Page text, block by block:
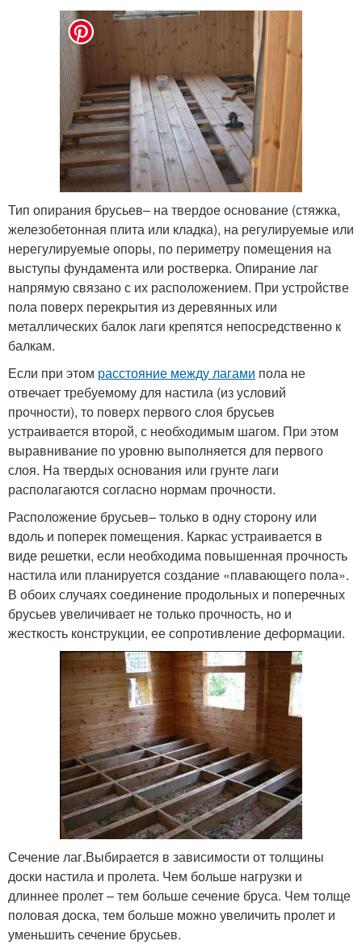
Тип опирания брусьев– на твердое основание (стяжка,
железобетонная плита или кладка), на регулируемые или
нерегулируемые опоры, по периметру помещения на
выступы фундамента или ростверка. Опирание лаг
напрямую связано с их расположением. При устройстве
пола поверх перекрытия из деревянных или
металлических балок лаги крепятся непосредственно к
балкам.
Если при этом расстояние между лагами пола не
отвечает требуемому для настила (из условий
прочности), то поверх первого слоя брусьев
устраивается второй, с необходимым шагом. При этом
выравнивание по уровню выполняется для первого
слоя. На твердых основания или грунте лаги
располагаются согласно нормам прочности.
Расположение брусьев– только в одну сторону или
вдоль и поперек помещения. Каркас устраивается в
виде решетки, если необходима повышенная прочность
настила или планируется создание «плавающего пола».
В обоих случаях соединение продольных и поперечных
брусьев увеличивает не только прочность, но и
жесткость конструкции, ее сопротивление деформации.
Сечение лаг.Выбирается в зависимости от толщины
доски настила и пролета. Чем больше нагрузки и
длиннее пролет – тем больше сечение бруса. Чем толще
половая доска, тем больше можно увеличить пролет и
уменьшить сечение брусьев.